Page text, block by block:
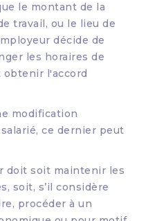
le montant de la
travail, ou le lieu de
décide de
les horaires de
l'accord
modification
ce dernier peut
doit soit maintenir les
soit, s’il considère
procéder à un